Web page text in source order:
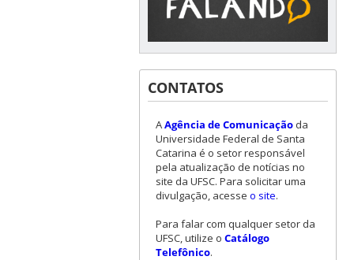
CONTATOS
AAgência de Comunicaçãoda
Universidade Federal de Santa
Catarina é o setor responsável
pela atualização de notícias no
site da UFSC. Para solicitar uma
divulgação, acesse o site.
Para falar com qualquer setor da
UFSC, utilize o Catálogo
Telefônico.